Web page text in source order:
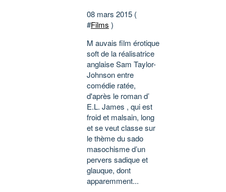
08 mars 2015 (
#Films )
M auvais film érotique
soft de la réalisatrice
anglaise Sam Taylor-
Johnson entre
comédie ratée,
d'après le roman d’
E.L. James , qui est
froid et malsain, long
et se veut classe sur
le thème du sado
masochisme d’un
pervers sadique et
glauque, dont
apparemment...